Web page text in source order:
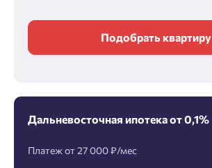
Подобрать квартиру
Дальневосточная ипотека от 0,1%
Платеж от 27 000 ₽/мес